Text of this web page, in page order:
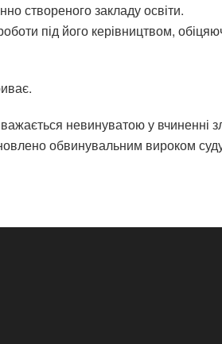
створеного закладу освіти.
під його керівництвом,
невинуватою у
обвинувальним вироком